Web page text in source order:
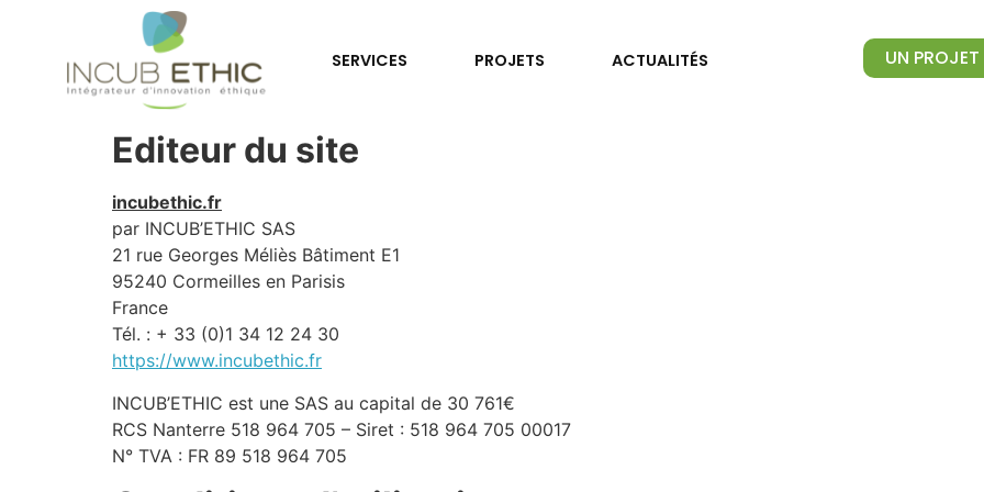
SERVICES PROJETS ACTUALITÉS UN
Editeur du site
incubethic.fr
par INCUB’ETHIC SAS
21 rue Georges Méliès Bâtiment E1
95240 Cormeilles en Parisis
France
Tél. : + 33 (0)1 34 12 24 30
https://www.incubethic.fr
INCUB’ETHIC est une SAS au capital de 30 761€
RCS Nanterre 518 964 705 – Siret : 518 964 705 00017
N° TVA : FR 89 518 964 705